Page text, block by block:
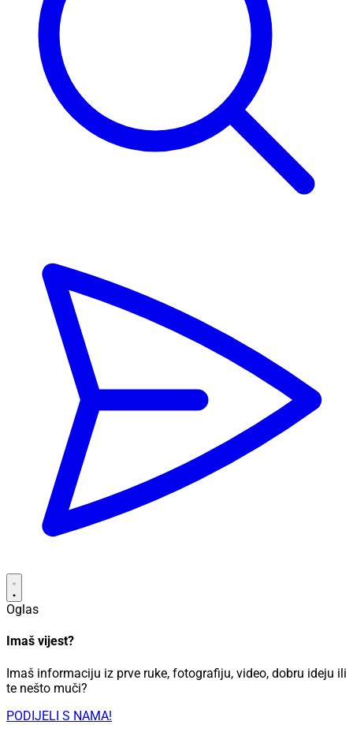
Oglas
Imaš vijest?
Imaš informaciju iz prve ruke, fotografiju, video, dobru ideju ili
te nešto muči?
PODIJELI S NAMA!